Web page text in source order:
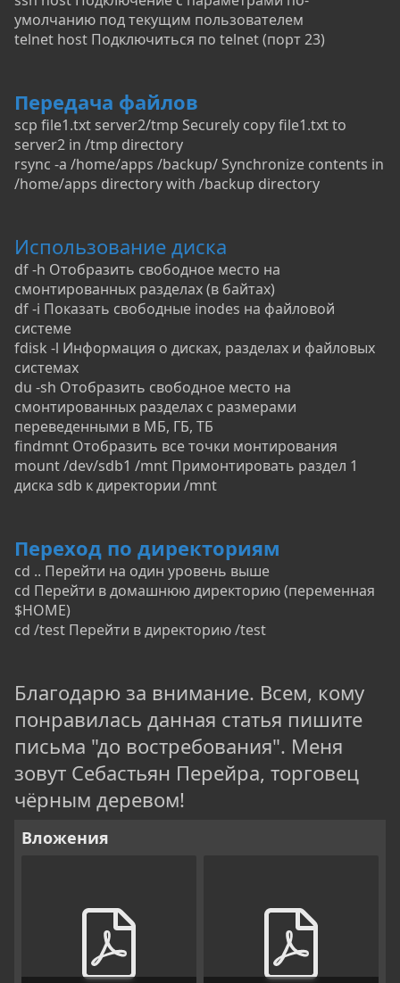
умолчанию под текущим пользователем
telnet host Подключиться по telnet (порт 23)
Передача файлов
scp file1.txt server2/tmp Securely copy file1.txt to
server2 in /tmp directory
rsync -a /home/apps /backup/ Synchronize contents in
/home/apps directory with /backup directory
Использование диска
df -h Отобразить свободное место на
смонтированных разделах (в байтах)
df -i Показать свободные inodes на файловой
системе
fdisk -l Информация о дисках, разделах и файловых
системах
du -sh Отобразить свободное место на
смонтированных разделах с размерами
переведенными в МБ, ГБ, ТБ
findmnt Отобразить все точки монтирования
mount /dev/sdb1 /mnt Примонтировать раздел 1
диска sdb к директории /mnt
Переход по директориям
cd .. Перейти на один уровень выше
cd Перейти в домашнюю директорию (переменная
$HOME)
cd /test Перейти в директорию /test
Благодарю за внимание. Всем, кому
понравилась данная статья пишите
письма "до востребования". Меня
зовут Себастьян Перейра, торговец
чёрным деревом!
Вложения